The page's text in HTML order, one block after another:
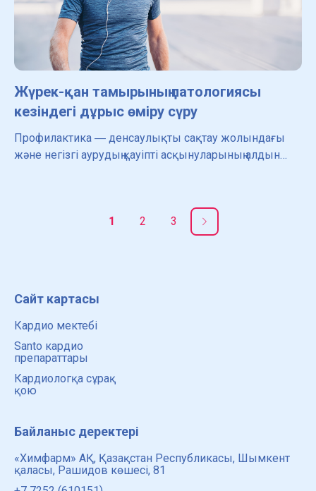
Жүрек-қан тамырының патологиясы
кезіндегі дұрыс өміру сүру
Профилактика ― денсаулықты сақтау жолындағы
және негізгі аурудың қауіпті асқынуларының алдын
1
2 3
Сайт картасы
Кардио мектебі
Santo кардио
препараттары
Кардиологқа сұрақ
қою
Байланыс деректері
«Химфарм» АҚ, Қазақстан Республикасы, Шымкент
қаласы, Рашидов көшесі, 81